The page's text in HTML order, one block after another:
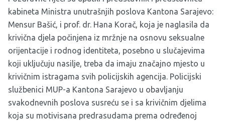
kabineta Ministra unutrašnjih poslova Kantona Sarajevo:
Mensur Bašić, i prof. dr. Hana Korač, koja je naglasila da
krivična djela počinjena iz mržnje na osnovu seksualne
orijentacije i rodnog identiteta, posebno u slučajevima
koji uključuju nasilje, treba da imaju značajno mjesto u
krivičnim istragama svih policijskih agencija. Policijski
službenici MUP-a Kantona Sarajevo u obavljanju
svakodnevnih poslova susreću se i sa krivičnim djelima
koja su motivisana predrasudama prema određenoj